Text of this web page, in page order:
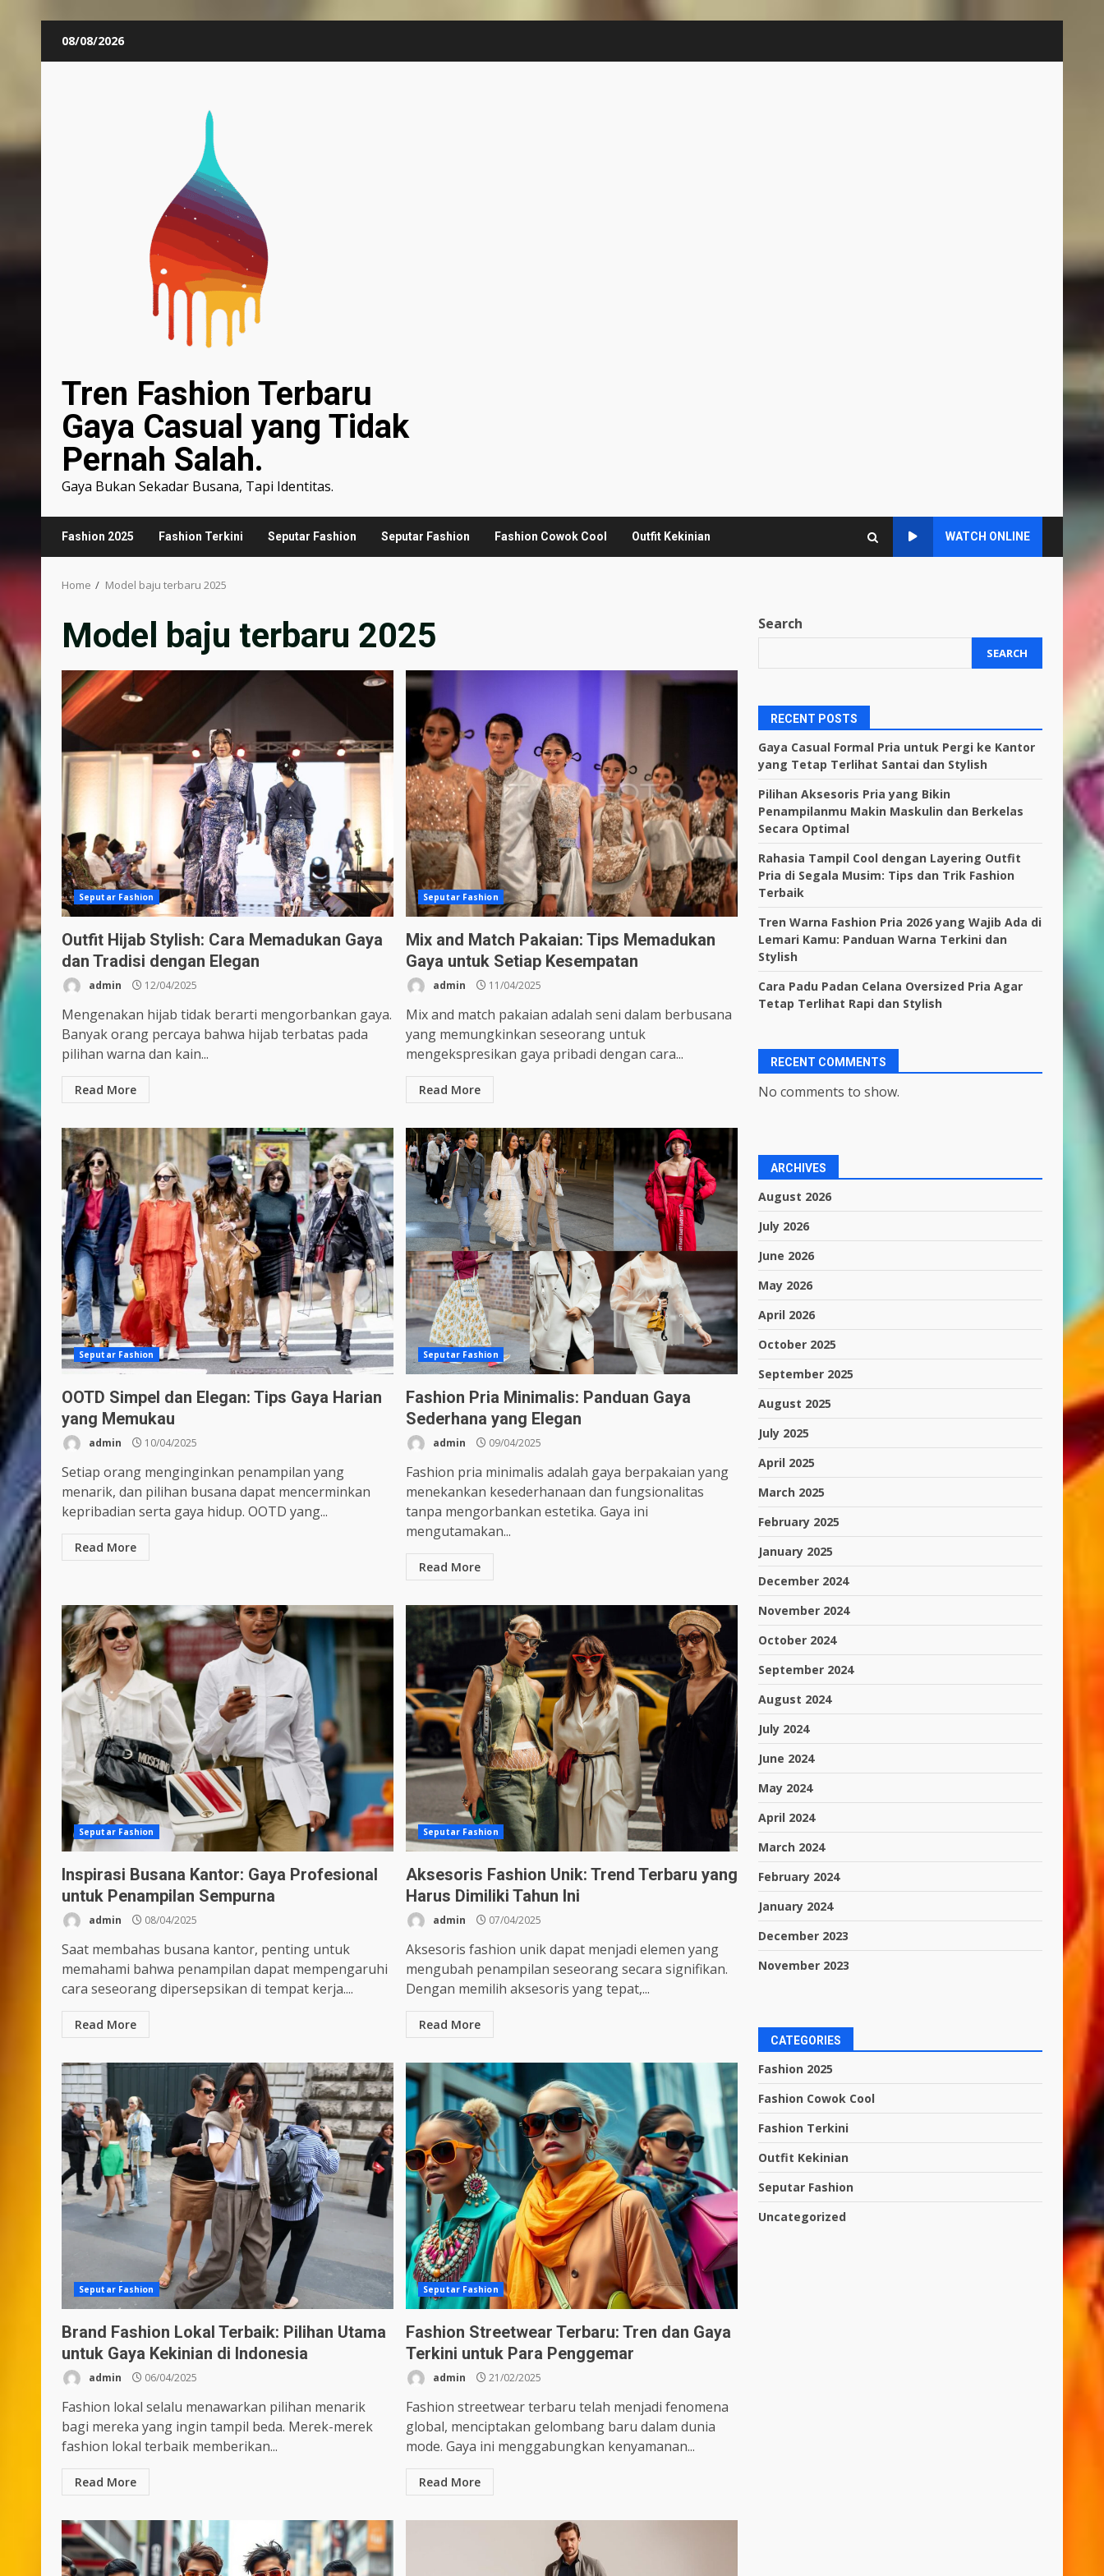
08/08/2026
Tren Fashion Terbaru
Gaya Casual yang Tidak
Pernah Salah.
Gaya Bukan Sekadar Busana, Tapi Identitas.
Fashion 2025 Fashion Terkini Seputar Fashion Seputar Fashion Fashion Cowok Cool Outfit Kekinian WATCH ONLINE
Home Model baju terbaru 2025
Model baju terbaru 2025
Seputar Fashion
Outfit Hijab Stylish: Cara Memadukan Gaya
dan Tradisi dengan Elegan
admin 12/04/2025
Mengenakan hijab tidak berarti mengorbankan gaya.
Banyak orang percaya bahwa hijab terbatas pada
pilihan warna dan kain...
Read More
Seputar Fashion
Mix and Match Pakaian: Tips Memadukan
Gaya untuk Setiap Kesempatan
admin 11/04/2025
Mix and match pakaian adalah seni dalam berbusana
yang memungkinkan seseorang untuk
mengekspresikan gaya pribadi dengan cara...
Read More
Seputar Fashion
OOTD Simpel dan Elegan: Tips Gaya Harian
yang Memukau
admin 10/04/2025
Setiap orang menginginkan penampilan yang
menarik, dan pilihan busana dapat mencerminkan
kepribadian serta gaya hidup. OOTD yang...
Read More
Seputar Fashion
Fashion Pria Minimalis: Panduan Gaya
Sederhana yang Elegan
admin 09/04/2025
Fashion pria minimalis adalah gaya berpakaian yang
menekankan kesederhanaan dan fungsionalitas
tanpa mengorbankan estetika. Gaya ini
mengutamakan...
Read More
Seputar Fashion
Inspirasi Busana Kantor: Gaya Profesional
untuk Penampilan Sempurna
admin 08/04/2025
Saat membahas busana kantor, penting untuk
memahami bahwa penampilan dapat mempengaruhi
cara seseorang dipersepsikan di tempat kerja....
Read More
Seputar Fashion
Aksesoris Fashion Unik: Trend Terbaru yang
Harus Dimiliki Tahun Ini
admin 07/04/2025
Aksesoris fashion unik dapat menjadi elemen yang
mengubah penampilan seseorang secara signifikan.
Dengan memilih aksesoris yang tepat,...
Read More
Seputar Fashion
Brand Fashion Lokal Terbaik: Pilihan Utama
untuk Gaya Kekinian di Indonesia
admin 06/04/2025
Fashion lokal selalu menawarkan pilihan menarik
bagi mereka yang ingin tampil beda. Merek-merek
fashion lokal terbaik memberikan...
Read More
Seputar Fashion
Fashion Streetwear Terbaru: Tren dan Gaya
Terkini untuk Para Penggemar
admin 21/02/2025
Fashion streetwear terbaru telah menjadi fenomena
global, menciptakan gelombang baru dalam dunia
mode. Gaya ini menggabungkan kenyamanan...
Read More
Search
SEARCH
RECENT POSTS
Gaya Casual Formal Pria untuk Pergi ke Kantor
yang Tetap Terlihat Santai dan Stylish
Pilihan Aksesoris Pria yang Bikin
Penampilanmu Makin Maskulin dan Berkelas
Secara Optimal
Rahasia Tampil Cool dengan Layering Outfit
Pria di Segala Musim: Tips dan Trik Fashion
Terbaik
Tren Warna Fashion Pria 2026 yang Wajib Ada di
Lemari Kamu: Panduan Warna Terkini dan
Stylish
Cara Padu Padan Celana Oversized Pria Agar
Tetap Terlihat Rapi dan Stylish
RECENT COMMENTS
No comments to show.
ARCHIVES
August 2026
July 2026
June 2026
May 2026
April 2026
October 2025
September 2025
August 2025
July 2025
April 2025
March 2025
February 2025
January 2025
December 2024
November 2024
October 2024
September 2024
August 2024
July 2024
June 2024
May 2024
April 2024
March 2024
February 2024
January 2024
December 2023
November 2023
CATEGORIES
Fashion 2025
Fashion Cowok Cool
Fashion Terkini
Outfit Kekinian
Seputar Fashion
Uncategorized